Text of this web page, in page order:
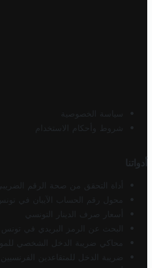
سياسة الخصوصية
شروط وأحكام الاستخدام
أدواتنا
أداة التحقق من صحة الرقم
محول رقم الحساب الآيبان في تونس
أسعار صرف الدينار التونسي
البحث عن الرمز البريدي في تونس
محاكي ضريبة الدخل الشخصي
ضريبة الدخل للمتقاعدين